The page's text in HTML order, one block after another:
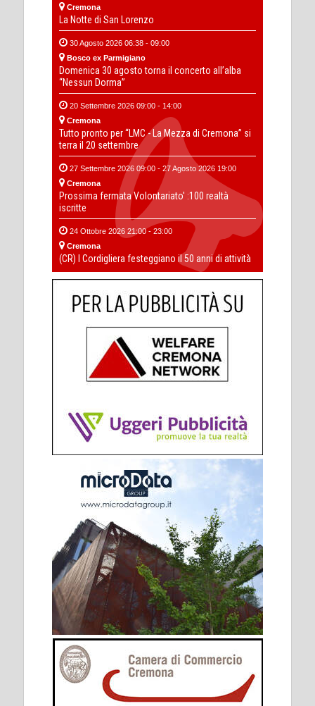
Cremona
La Notte di San Lorenzo
30 Agosto 2026 06:38 - 09:00
Bosco ex Parmigiano
Domenica 30 agosto torna il concerto all’alba
“Nessun Dorma”
20 Settembre 2026 09:00 - 14:00
Cremona
Tutto pronto per “LMC - La Mezza di Cremona” si
terra il 20 settembre
27 Settembre 2026 09:00 - 27 Agosto 2026 19:00
Cremona
Prossima fermata Volontariato' :100 realtà
iscritte
24 Ottobre 2026 21:00 - 23:00
Cremona
(CR) I Cordigliera festeggiano il 50 anni di attività